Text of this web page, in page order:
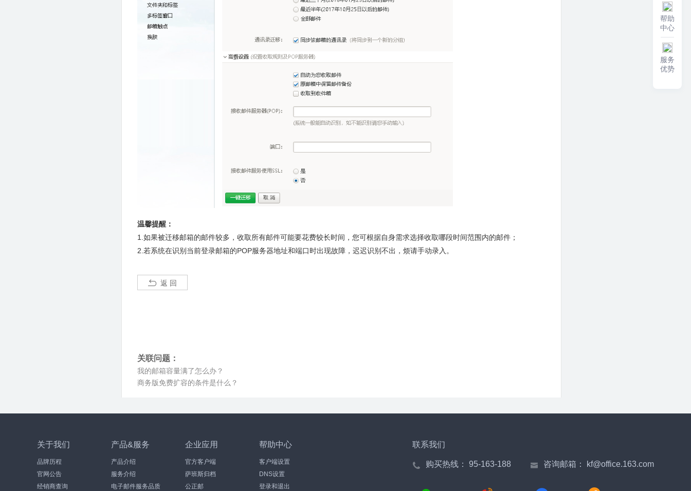
温馨提醒：
1.如果被迁移邮箱的邮件较多，收取所有邮件可能要花费较长时间，您可根据自身需求选择收取哪段时间范围内的邮件；
2.若系统在识别当前登录邮箱的POP服务器地址和端口时出现故障，迟迟识别不出，烦请手动录入。
返 回
关联问题：
我的邮箱容量满了怎么办？
商务版免费扩容的条件是什么？
帮助
中心
服务
优势
关于我们
品牌历程
官网公告
经销商查询
产品&服务
产品介绍
服务介绍
电子邮件服务品质
企业应用
官方客户端
萨班斯归档
公正邮
帮助中心
客户端设置
DNS设置
登录和退出
联系我们
购买热线： 95-163-188 咨询邮箱： kf@office.163.com